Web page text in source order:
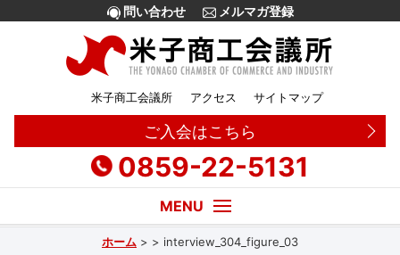
問い合わせ メルマガ登録
米子商工会議所 アクセス サイトマップ
ご入会はこちら
0859-22-5131
経営・創業相談ホーム > > interview_304_figure_03